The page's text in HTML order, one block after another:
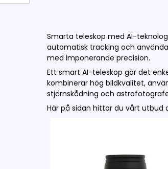
Smarta teleskop med AI-
automatisk tracking och
med imponerande precision.
Ett smart AI-teleskop gör det
kombinerar hög bildkvalitet,
stjärnskådning och
Här på sidan hittar du vårt